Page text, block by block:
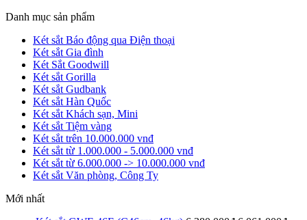
Danh mục sản phẩm
Két sắt Báo động qua Điện thoại
Két sắt Gia đình
Két Sắt Goodwill
Két sắt Gorilla
Két sắt Gudbank
Két sắt Hàn Quốc
Két sắt Khách sạn, Mini
Két sắt Tiệm vàng
Két sắt trên 10.000.000 vnđ
Két sắt từ 1.000.000 - 5.000.000 vnđ
Két sắt từ 6.000.000 -> 10.000.000 vnđ
Két sắt Văn phòng, Công Ty
Mới nhất